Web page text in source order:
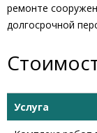
ремонте
долгосрочной
Услуга